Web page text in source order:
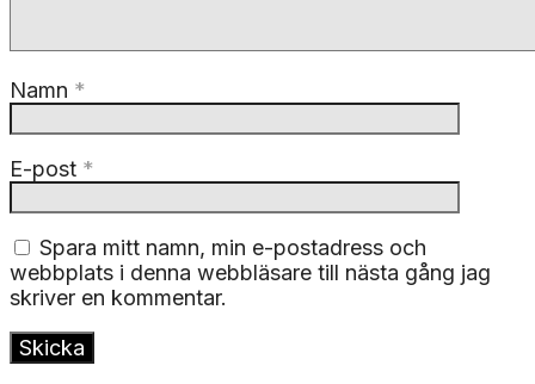
Namn *
E-post *
Spara mitt namn, min e-postadress och
webbplats i denna webbläsare till nästa gång jag
skriver en kommentar.